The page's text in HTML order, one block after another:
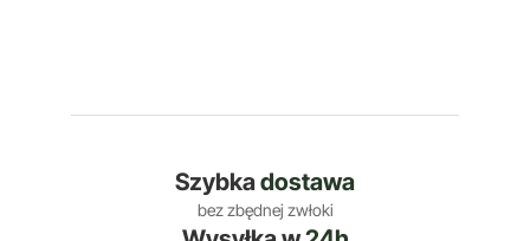
Szybkadostawa
bez zbędnej zwłoki